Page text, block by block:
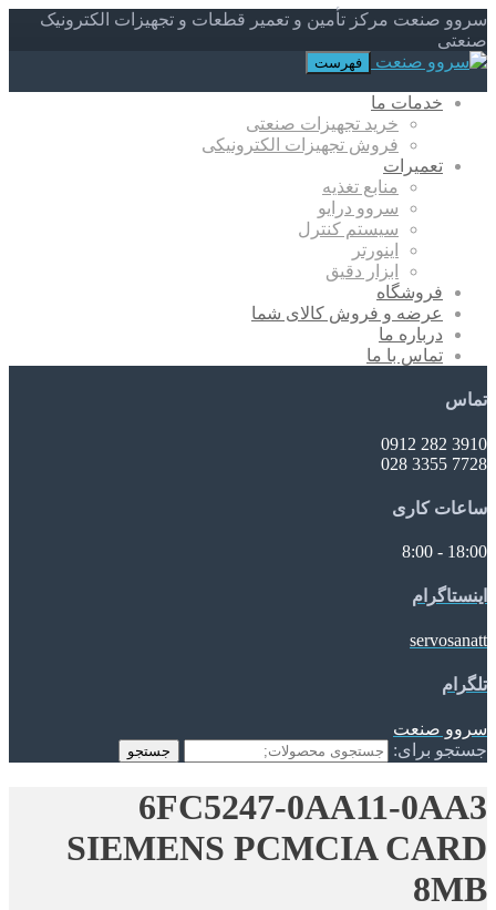
سروو صنعت مرکز تأمین و تعمیر قطعات و تجهیزات الکترونیک
صنعتی
فهرست
خدمات ما
خرید تجهیزات صنعتی
فروش تجهیزات الکترونیکی
تعمیرات
منابع تغذیه
سروو درایو
سیستم کنترل
اینورتر
ابزار دقیق
فروشگاه
عرضه و فروش کالای شما
درباره ما
تماس با ما
تماس
3910 282 0912
7728 3355 028
ساعات کاری
18:00 - 8:00
اینستاگرام
servosanatt
تلگرام
سروو صنعت
جستجو برای:
جستجو
6FC5247-0AA11-0AA3
SIEMENS PCMCIA CARD
8MB